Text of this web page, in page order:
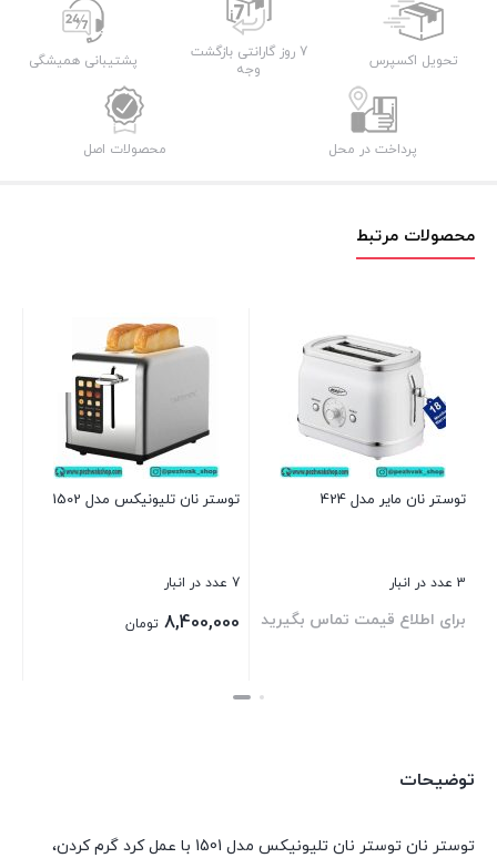
تحویل اکسپرس
7 روز گارانتی بازگشت
وجه
پشتیبانی همیشگی
پرداخت در محل محصولات اصل
محصولات مرتبط
توستر نان مایر مدل 424
3 عدد در انبار
برای اطلاع قیمت تماس بگیرید
توستر نان تلیونیکس مدل 1502
7 عدد در انبار
8,400,000 تومان
بستن
توضیحات
توستر نان توستر نان تلیونیکس مدل 1501 با عمل کرد گرم کردن،